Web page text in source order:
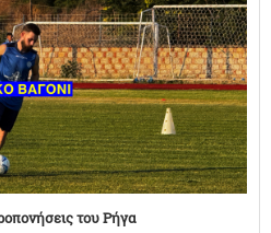
του Ρήγα